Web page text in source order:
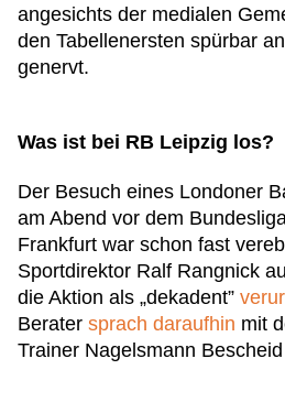
angesichts der medialen
den Tabellenersten spürbar
genervt.
Was ist bei RB Leipzig los?
Der Besuch eines Londoner
am Abend vor dem
Frankfurt war schon fast
Sportdirektor Ralf Rangnick
die Aktion als „dekadent”
Berater sprach daraufhin mit
Trainer Nagelsmann